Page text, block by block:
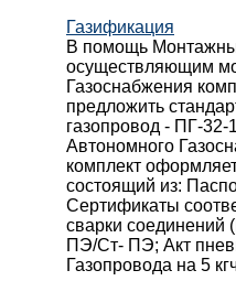
Газификация
В помощь
осуществляющим
Газоснабжения
предложить
газопровод - ПГ-
Автономного
комплект
состоящий из:
Сертификаты
сварки соединений
ПЭ/Ст- ПЭ; Акт
Газопровода на 5